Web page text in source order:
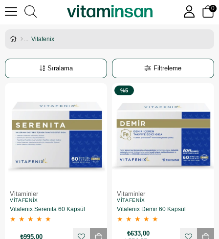
0
Vitafenix
Filtreleme
Sıralama
Vitaminler
VITAFENIX
Vitafenix Serenita 60 Kapsül
★ ★ ★ ★ ★
₺995,00
Vitaminler
VITAFENIX
Vitafenix Demir 60 Kapsül
★ ★ ★ ★ ★
%5
₺633,00